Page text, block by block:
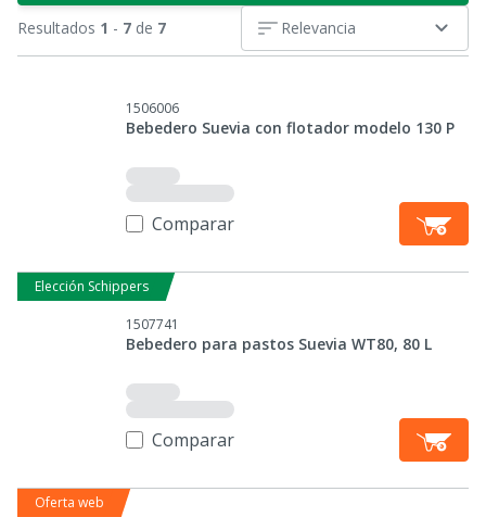
Resultados 1 - 7 de 7 Relevancia
1506006
Bebedero Suevia con flotador modelo 130 P
Comparar
Elección Schippers
1507741
Bebedero para pastos Suevia WT80, 80 L
Comparar
Oferta web